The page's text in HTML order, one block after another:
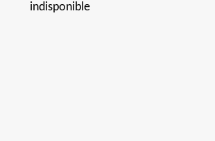
indisponible